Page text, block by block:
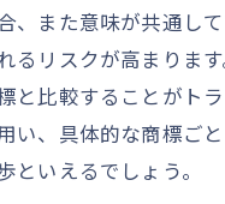
侵害防止に役立つ実
観察で見抜く重要ポイ
外観・称呼・観念と
3点観察による類似判
査基準を活かした観察
、また意味が共通し
るリスクが高まりま
と比較することがト
い、具体的な商標ご
といえるでしょう。